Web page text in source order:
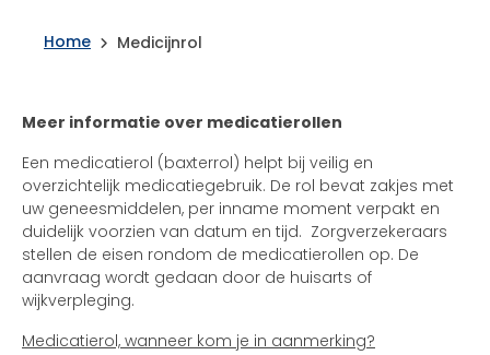
Home Medicijnrol
Meer informatie over medicatierollen
Een medicatierol (baxterrol) helpt bij veilig en
overzichtelijk medicatiegebruik. De rol bevat zakjes met
uw geneesmiddelen, per inname moment verpakt en
duidelijk voorzien van datum en tijd. Zorgverzekeraars
stellen de eisen rondom de medicatierollen op. De
aanvraag wordt gedaan door de huisarts of
wijkverpleging.
Medicatierol, wanneer kom je in aanmerking?